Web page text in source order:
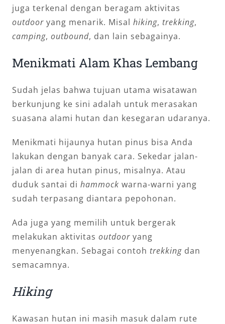
juga terkenal dengan beragam aktivitas
outdoor yang menarik. Misal hiking, trekking,
camping, outbound, dan lain sebagainya.
Menikmati Alam Khas Lembang
Sudah jelas bahwa tujuan utama wisatawan
berkunjung ke sini adalah untuk merasakan
suasana alami hutan dan kesegaran udaranya.
Menikmati hijaunya hutan pinus bisa Anda
lakukan dengan banyak cara. Sekedar jalan-
jalan di area hutan pinus, misalnya. Atau
duduk santai di hammock warna-warni yang
sudah terpasang diantara pepohonan.
Ada juga yang memilih untuk bergerak
melakukan aktivitas outdoor yang
menyenangkan. Sebagai contoh trekking dan
semacamnya.
Hiking
Kawasan hutan ini masih masuk dalam rute